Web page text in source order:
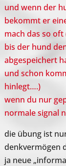
und wenn der
bekommt er
mach das so oft
bis der hund
abgespeichert
und schon
hinlegt….)
wenn du nur
normale signal
die übung ist
denkvermögen
ja neue